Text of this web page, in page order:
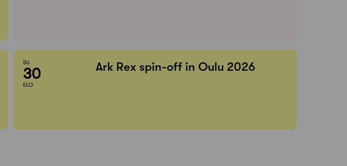
SU
30
ELO
Ark Rex spin-off in Oulu 2026